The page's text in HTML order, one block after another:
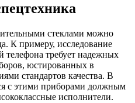
стеклами можно
К примеру, исследование
телефона требует надежных
юстированных в
стандартов качества. В
с этими приборами должным
исполнители.